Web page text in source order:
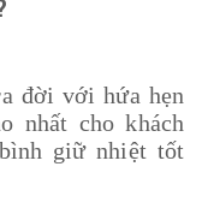
đời với hứa hẹn
nhất cho khách
bình giữ nhiệt tốt